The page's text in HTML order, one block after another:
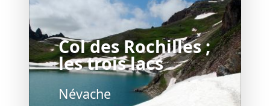
Col des Rochilles ;
les trois lacs
Névache